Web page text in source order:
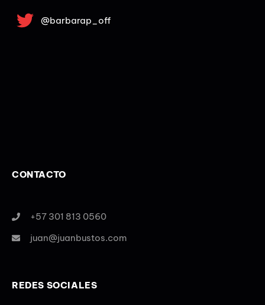
@barbarap_off
CONTACTO
+57 301 813 0560
juan@juanbustos.com
REDES SOCIALES